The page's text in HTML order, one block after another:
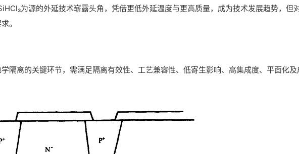
为源的外延技术崭露头角，凭借更低外延温度与更高质量，成为技术发展趋势，但
。
隔离的关键环节，需满足隔离有效性、工艺兼容性、低寄生影响、高集成度、平面化及